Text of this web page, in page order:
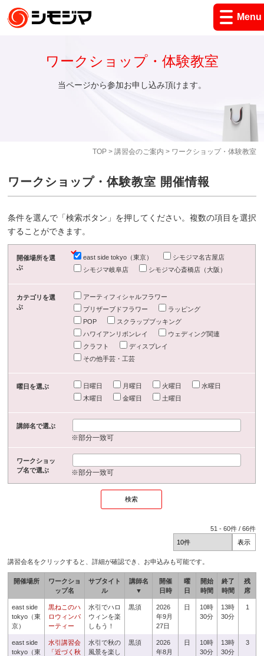
Menu
TOP> 講習会のご案内 > ワークショップ・体験教室
ワークショップ・体験教室
当ページから参加お申し込み頂けます。
ワークショップ・体験教室 開催情報
条件を選んで「検索ボタン」を押してください。複数の項目を選択
することができます。
開催場所を選
ぶ
east side tokyo（東京）
シモジマ名古屋店
シモジマ岐阜店
シモジマ心斎橋店（大阪）
カテゴリを選
ぶ
アーティフィシャルフラワー
プリザーブドフラワー
ラッピング
POP
スクラップブッキング
ハワイアンリボンレイ
ウェディング関連
クラフト
ディスプレイ
その他手芸・工芸
曜日を選ぶ 日曜日 月曜日 火曜日
水曜日
木曜日
金曜日 土曜日
講師名で選ぶ
※部分一致可
ワークショッ
プ名で選ぶ
※部分一致可
51 -60件 /66件
講習会名をクリックすると、詳細が確認でき、お申込みも可能です。
開催場所
ワークショ
ップ名
サブタイト
ル
講師名
▼
開催
日時
曜
日
開始
時間
終了
時間
残
席
east side
tokyo（東
京）
黒ねこのハ
ロウィンパ
ーティー
水引でハロ
ウィンを楽
しもう！
黒須
2026
年9月
27日
日
10時
30分
13時
30分
1
east side
tokyo（東
水引講習会
「近づく秋
水引で秋の
風景を楽し
黒須
2026
年8月
日
10時
30分
13時
30分
3